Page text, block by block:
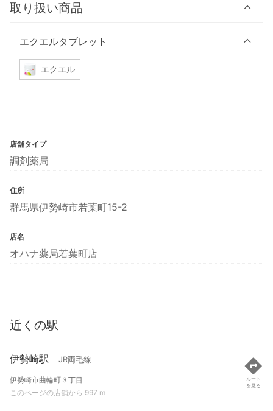
取り扱い商品
エクエルタブレット
エクエル
店舗タイプ
調剤薬局
住所
群馬県伊勢崎市若葉町15-2
店名
オハナ薬局若葉町店
近くの駅
伊勢崎駅 JR両毛線
伊勢崎市曲輪町３丁目
このページの店舗から 997 m
ルート
を見る